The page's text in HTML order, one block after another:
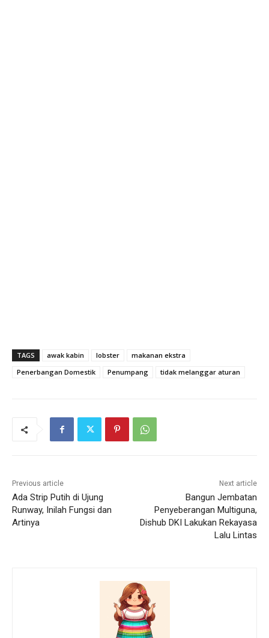
TAGS awak kabin lobster
makanan ekstra
Penerbangan Domestik
Penumpang tidak melanggar aturan
Previous article
Ada Strip Putih di Ujung
Runway, Inilah Fungsi dan
Artinya
Next article
Bangun Jembatan
Penyeberangan Multiguna,
Dishub DKI Lakukan Rekayasa
Lalu Lintas